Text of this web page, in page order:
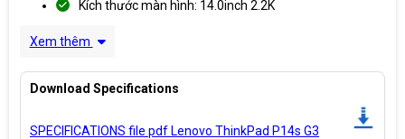
Kích thước màn hình: 14.0inch 2.2K
Xem thêm
Download Specifications
SPECIFICATIONS file pdf Lenovo ThinkPad P14s G3